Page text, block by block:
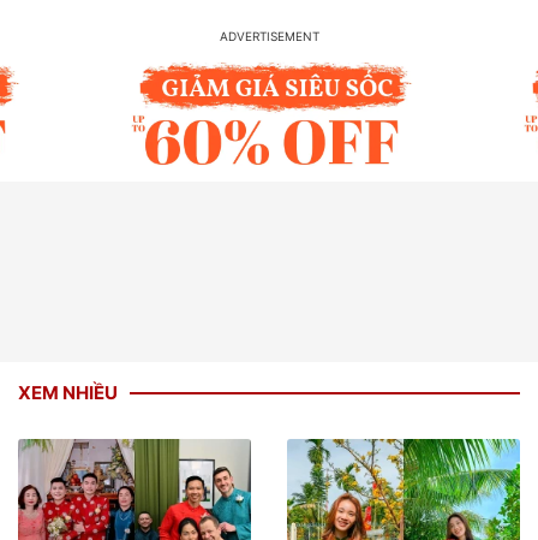
XEM NHIỀU